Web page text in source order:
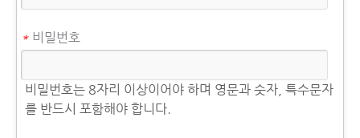
* 비밀번호
비밀번호는 8자리 이상이어야 하며 영문과 숫자, 특수문자
를 반드시 포함해야 합니다.